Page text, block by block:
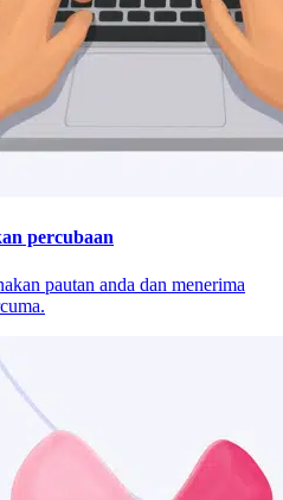
percubaan
pautan anda dan menerima